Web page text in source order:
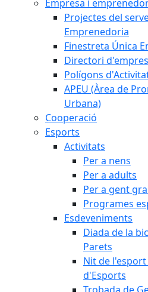
Empresa i
Projectes del
Emprenedoria
Finestreta Única
Directori
Polígons
APEU (Àrea de
Urbana)
Cooperació
Esports
Activitats
Per a nens
Per a adults
Per a gent
Programes
Esdeveniments
Diada de la
Parets
Nit de
d'Esports